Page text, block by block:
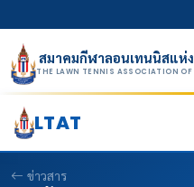
สมาคมกีฬาลอนเทนนิสแห่
THE LAWN TENNIS ASSOCIATION
LTAT
ข่าวสาร